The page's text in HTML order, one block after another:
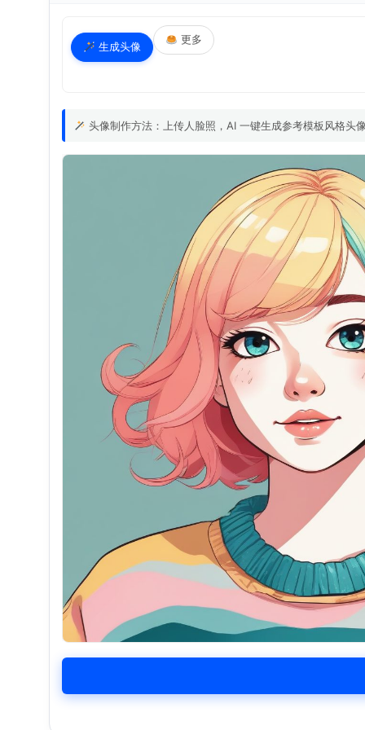
生成头像
更多
头像制作方法：上传人脸照，AI 一键生成参考模板风格头